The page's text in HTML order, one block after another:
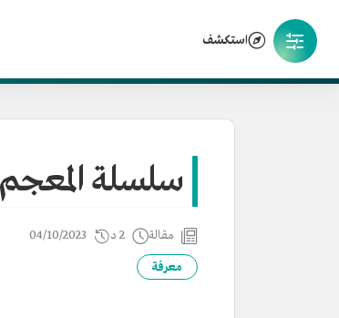
استكشف
سلسلة المعجم
مقالة 2 د 04/10/2023
معرفة